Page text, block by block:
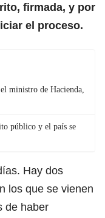
firmada, y por
el proceso.
ministro de Hacienda,
público y el país se
Hay dos
los que se vienen
de haber